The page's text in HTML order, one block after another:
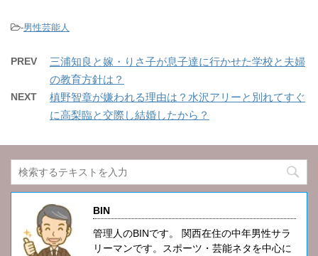
-男性芸能人
PREV
三浦知良と嫁・りさ子が息子達に行かせた学校と夫婦
の教育方針は？
NEXT
槙野智章が嫌われる理由は？水沢アリーと別れてすぐ
に高梨臨と交際し結婚したから？
BIN
管理人のBINです。 関西在住の中年男性サラ
リーマンです。スポーツ・芸能ネタを中心に